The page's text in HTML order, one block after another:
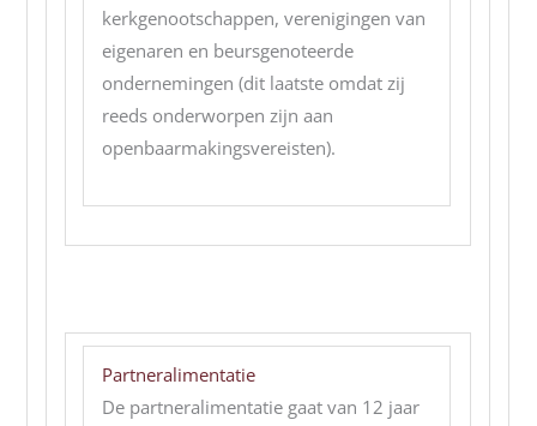
kerkgenootschappen, verenigingen van
eigenaren en beursgenoteerde
ondernemingen (dit laatste omdat zij
reeds onderworpen zijn aan
openbaarmakingsvereisten).
Partneralimentatie
De partneralimentatie gaat van 12 jaar